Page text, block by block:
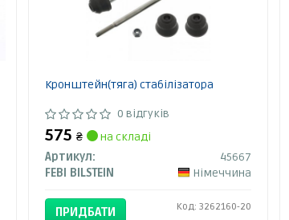
Кронштейн(тяга) стабілізатора
0 відгуків
575 ₴
на складі
Артикул:
45667
FEBI BILSTEIN
Німеччина
ПРИДБАТИ Код: 3262160-20